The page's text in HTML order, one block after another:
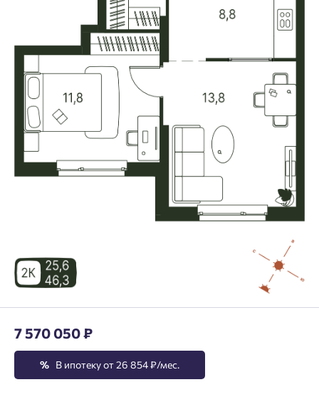
7 570 050 ₽
% В ипотеку от 26 854 ₽/мес.